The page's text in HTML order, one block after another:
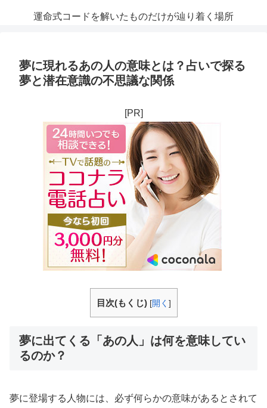
運命式コードを解いたものだけが辿り着く場所
夢に現れるあの人の意味とは？占いで探る
夢と潜在意識の不思議な関係
[PR]
目次(もくじ) [開く ]
夢に出てくる「あの人」は何を意味してい
るのか？
夢に登場する人物には、必ず何らかの意味があるとされて